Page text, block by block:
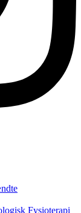
Fysioterapi